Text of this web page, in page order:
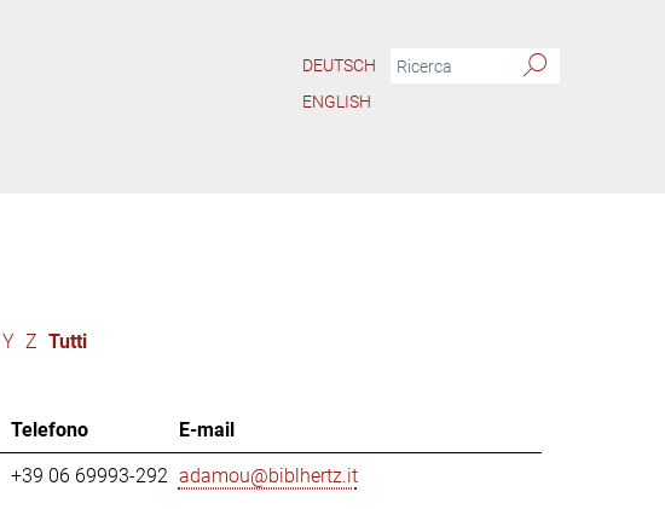
DEUTSCH
ENGLISH
Y Z Tutti
Telefono
E-mail
+39 06 69993-292 adamou@biblhertz.it